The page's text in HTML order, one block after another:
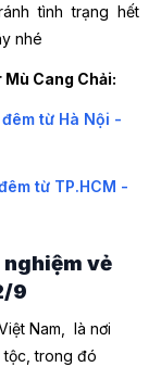
tình trạng hết
nhé
Cang Chải:
từ Hà Nội -
từ TP.HCM -
nghiệm vẻ
9
Nam, là nơi
tộc, trong đó